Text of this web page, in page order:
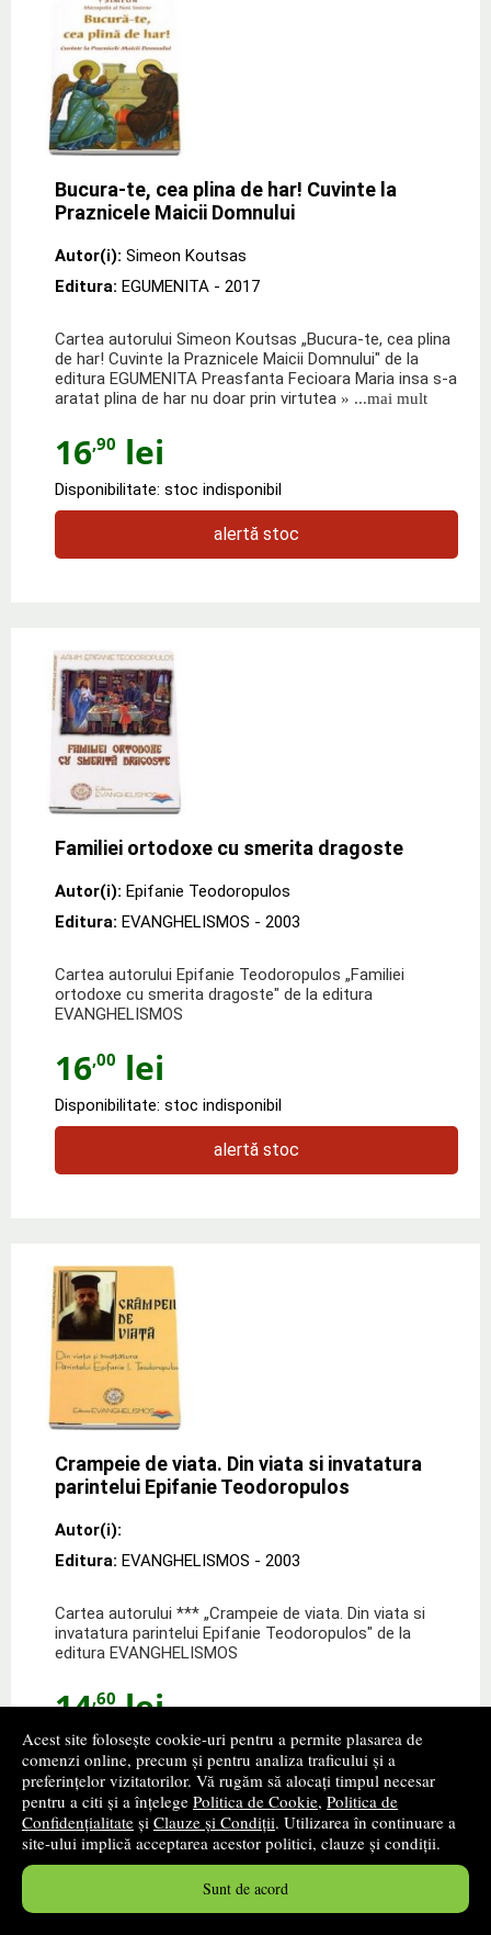
Acest site folosește cookie-uri pentru a permite plasarea de
comenzi online, precum și pentru analiza traficului și a
preferințelor vizitatorilor. Vă rugăm să alocați timpul necesar
pentru a citi și a înțelege Politica de Cookie, Politica de
Confidențialitate și Clauze și Condiții. Utilizarea în continuare a
site-ului implică acceptarea acestor politici, clauze și condiții.
Sunt de acord
Bucura-te, cea plina de har! Cuvinte la
Praznicele Maicii Domnului
Autor(i): Simeon Koutsas
Editura: EGUMENITA - 2017
Cartea autorului Simeon Koutsas „Bucura-te, cea plina
de har! Cuvinte la Praznicele Maicii Domnului" de la
editura EGUMENITA Preasfanta Fecioara Maria insa s-a
aratat plina de har nu doar prin virtutea » ...mai mult
16,90 lei
Disponibilitate: stoc indisponibil
alertă stoc
Familiei ortodoxe cu smerita dragoste
Autor(i): Epifanie Teodoropulos
Editura: EVANGHELISMOS - 2003
Cartea autorului Epifanie Teodoropulos „Familiei
ortodoxe cu smerita dragoste" de la editura
EVANGHELISMOS
16,00 lei
Disponibilitate: stoc indisponibil
alertă stoc
Crampeie de viata. Din viata si invatatura
parintelui Epifanie Teodoropulos
Autor(i):
Editura: EVANGHELISMOS - 2003
Cartea autorului *** „Crampeie de viata. Din viata si
invatatura parintelui Epifanie Teodoropulos" de la
editura EVANGHELISMOS
14,60lei
Disponibilitate: stoc indisponibil
alertă stoc